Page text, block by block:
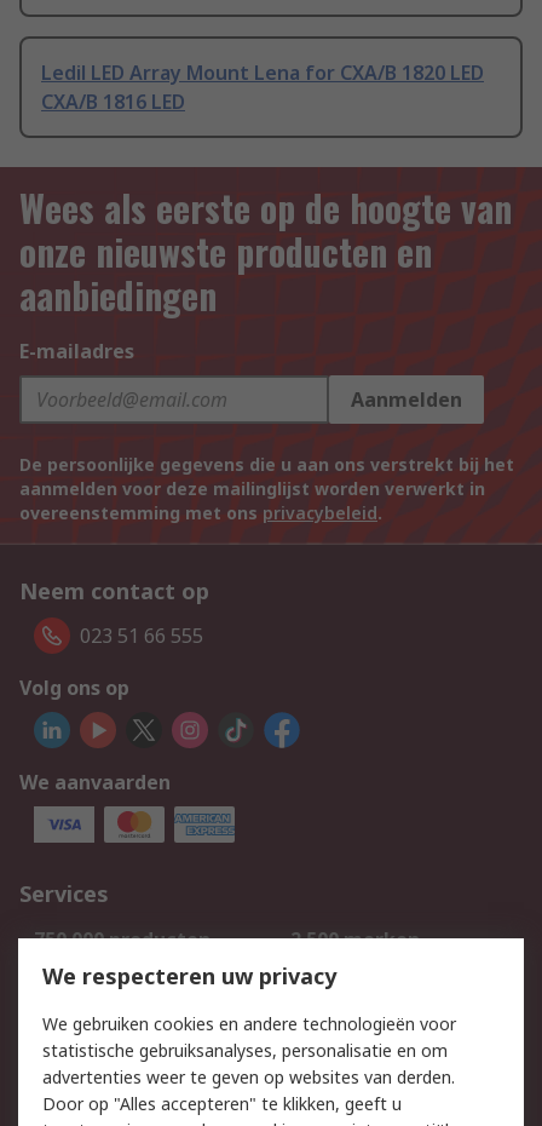
Ledil LED Array Mount Lena for CXA/B 1820 LED
CXA/B 1816 LED
Wees als eerste op de hoogte van
onze nieuwste producten en
aanbiedingen
E-mailadres
Aanmelden
De persoonlijke gegevens die u aan ons verstrekt bij het
aanmelden voor deze mailinglijst worden verwerkt in
overeenstemming met ons privacybeleid.
Neem contact op
023 51 66 555
Volg ons op
We aanvaarden
Services
750.000 producten
2.500 merken
Bestellen
Inkoopoplossingen
Track & Trace
Wettelijk
We respecteren uw privacy
We gebruiken cookies en andere technologieën voor
statistische gebruiksanalyses, personalisatie en om
advertenties weer te geven op websites van derden.
Door op "Alles accepteren" te klikken, geeft u